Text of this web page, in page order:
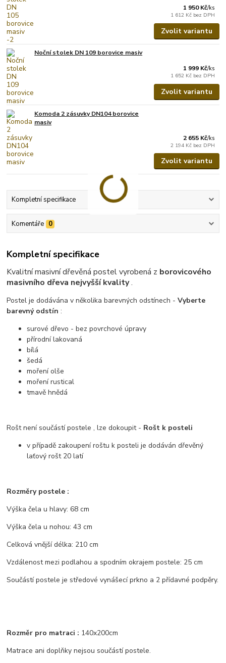
1 950 Kč/ks
1 612 Kč bez DPH
Zvolit variantu
Noční stolek DN 109 borovice masiv
1 999 Kč/ks
1 652 Kč bez DPH
Zvolit variantu
Komoda 2 zásuvky DN104 borovice
masiv
2 655 Kč/ks
2 194 Kč bez DPH
Zvolit variantu
Kompletní specifikace
Komentáře 0
Kompletní specifikace
Kvalitní masivní dřevěná postel vyrobená z borovicového
masivního dřeva nejvyšší kvality.
Postel je dodávána v několika barevných odstínech -Vyberte
barevný odstín :
surové dřevo - bez povrchové úpravy
přírodní lakovaná
bílá
šedá
moření olše
moření rustical
tmavě hnědá
Rošt není součástí postele , lze dokoupit - Rošt k posteli
v případě zakoupení roštu k posteli je dodáván dřevěný
laťový rošt 20 latí
Rozměry postele :
Výška čela u hlavy: 68 cm
Výška čela u nohou: 43 cm
Celková vnější délka: 210 cm
Vzdálenost mezi podlahou a spodním okrajem postele: 25 cm
Součástí postele je středové vynášecí prkno a 2 přídavné podpěry.
Rozměr pro matraci : 140x200cm
Matrace ani doplňky nejsou součástí postele.